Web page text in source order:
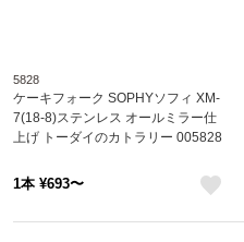
5828
ケーキフォーク SOPHYソフィ XM-
7(18-8)ステンレス オールミラー仕
上げ トーダイのカトラリー 005828
1本 ¥693〜